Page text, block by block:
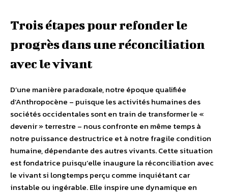
Trois étapes pour refonder le
progrès dans une réconciliation
avec le vivant
D’une manière paradoxale, notre époque qualifiée
d’Anthropocène – puisque les activités humaines des
sociétés occidentales sont en train de transformer le «
devenir » terrestre – nous confronte en même temps à
notre puissance destructrice et à notre fragile condition
humaine, dépendante des autres vivants. Cette situation
est fondatrice puisqu’elle inaugure la réconciliation avec
le vivant si longtemps perçu comme inquiétant car
instable ou ingérable. Elle inspire une dynamique en